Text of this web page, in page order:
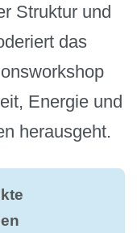
Struktur und
das
Energie und
herausgeht.